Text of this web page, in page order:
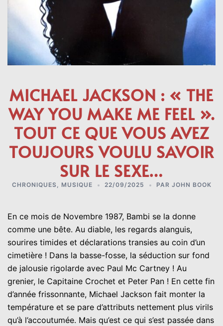
MICHAEL JACKSON : « THE
WAY YOU MAKE ME FEEL ».
TOUT CE QUE VOUS AVEZ
TOUJOURS VOULU SAVOIR
SUR LE SEXE…
CHRONIQUES , MUSIQUE 22/09/2025 PAR JOHN BOOK
En ce mois de Novembre 1987, Bambi se la donne
comme une bête. Au diable, les regards alanguis,
sourires timides et déclarations transies au coin d’un
cimetière ! Dans la basse-fosse, la séduction sur fond
de jalousie rigolarde avec Paul Mc Cartney ! Au
grenier, le Capitaine Crochet et Peter Pan ! En cette fin
d’année frissonnante, Michael Jackson fait monter la
température et se pare d’attributs nettement plus virils
qu’à l’accoutumée. Mais qu’est ce qui s’est passée dans